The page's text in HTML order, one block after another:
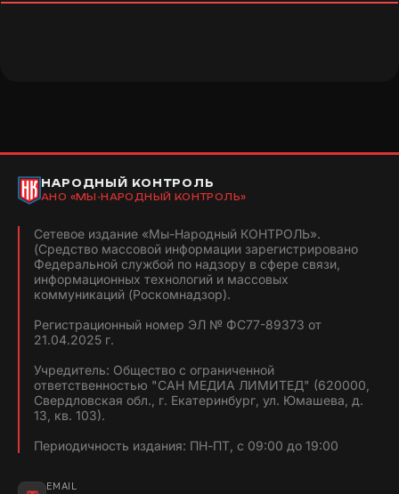
НАРОДНЫЙ КОНТРОЛЬ
АНО «МЫ-НАРОДНЫЙ КОНТРОЛЬ»
Сетевое издание «Мы-Народный КОНТРОЛЬ».
(Средство массовой информации зарегистрировано
Федеральной службой по надзору в сфере связи,
информационных технологий и массовых
коммуникаций (Роскомнадзор).
Регистрационный номер ЭЛ № ФС77-89373 от
21.04.2025 г.
Учредитель: Общество с ограниченной
ответственностью "САН МЕДИА ЛИМИТЕД" (620000,
Свердловская обл., г. Екатеринбург, ул. Юмашева, д.
13, кв. 103).
Периодичность издания: ПН-ПТ, с 09:00 до 19:00
EMAIL